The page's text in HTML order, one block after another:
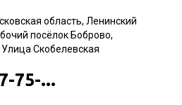
область, Ленинский
посёлок Боброво,
Скобелевская
75-...